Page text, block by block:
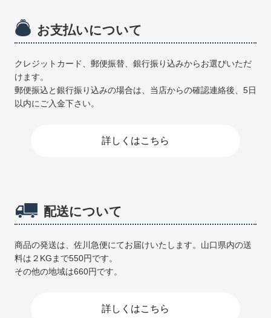
お支払いについて
クレジットカード、郵便振替、銀行振り込みからお選びいただ
けます。
郵便振込と銀行振り込みの場合は、当店からの確認連絡後、5日
以内にご入金下さい。
詳しくはこちら
配送について
商品の発送は、佐川急便にてお届けいたします。山口県内の送
料は２KGまで550円です。
その他の地域は660円です。
詳しくはこちら